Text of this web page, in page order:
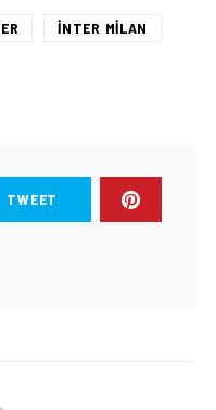
INTER MILAN
TWEET